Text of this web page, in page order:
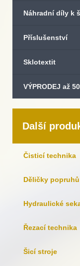
Náhradní díly k
Příslušenství
Sklotextit
VÝPRODEJ až
Další
Čisticí technika
Děličky popruhů
Hydraulické
Řezací technika
Šicí stroje